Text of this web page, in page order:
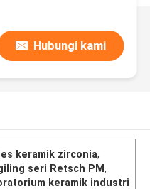
Hubungi kami
keramik zirconia,
seri Retsch PM,
keramik industri